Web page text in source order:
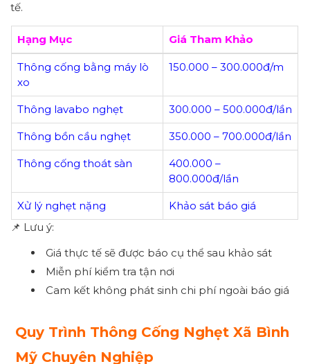
tế.
Hạng Mục Giá Tham Khảo
Thông cống bằng máy lò
xo
150.000 – 300.000đ/m
Thông lavabo nghẹt 300.000 – 500.000đ/lần
Thông bồn cầu nghẹt 350.000 – 700.000đ/lần
Thông cống thoát sàn
400.000 –
800.000đ/lần
Xử lý nghẹt nặng
Khảo sát báo giá
📌 Lưu ý:
Giá thực tế sẽ được báo cụ thể sau khảo sát
Miễn phí kiểm tra tận nơi
Cam kết không phát sinh chi phí ngoài báo giá
Quy Trình Thông Cống Nghẹt Xã Bình
Mỹ Chuyên Nghiệp